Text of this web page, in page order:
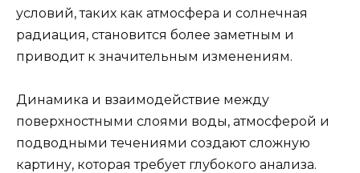
условий, таких как атмосфера и солнечная
радиация, становится более заметным и
приводит к значительным изменениям.
Динамика и взаимодействие между
поверхностными слоями воды, атмосферой и
подводными течениями создают сложную
картину, которая требует глубокого анализа.